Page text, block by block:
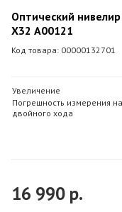
Оптический
X32 А00121
Код товара: 00000132701
Увеличение
Погрешность измерения
двойного хода
16 990 р.